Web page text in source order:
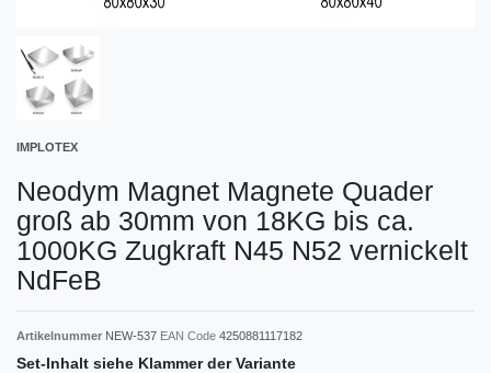
IMPLOTEX
Neodym Magnet Magnete Quader
groß ab 30mm von 18KG bis ca.
1000KG Zugkraft N45 N52 vernickelt
NdFeB
Artikelnummer NEW-537 EAN Code 4250881117182
Set-Inhalt siehe Klammer der Variante